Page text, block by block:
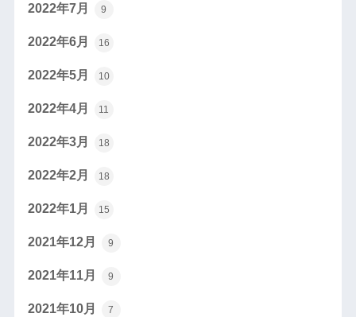
2022年7月 9
2022年6月 16
2022年5月 10
2022年4月 11
2022年3月 18
2022年2月 18
2022年1月 15
2021年12月 9
2021年11月 9
2021年10月 7